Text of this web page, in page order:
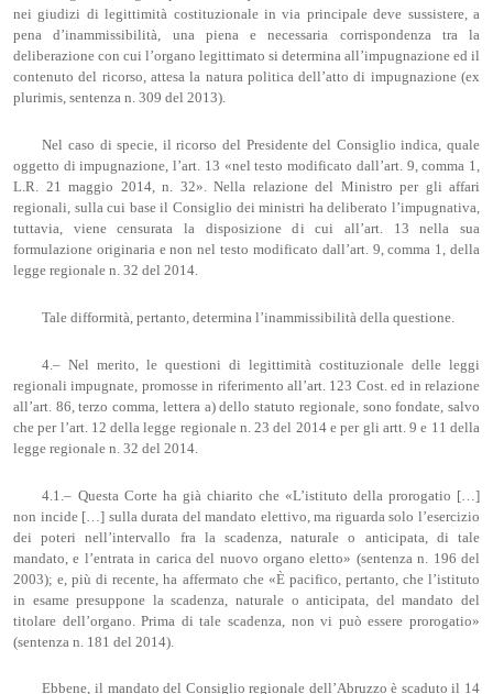
nei giudizi di legittimità costituzionale in via principale deve sussistere, a
pena d’inammissibilità, una piena e necessaria corrispondenza tra la
deliberazione con cui l’organo legittimato si determina all’impugnazione ed il
contenuto del ricorso, attesa la natura politica dell’atto di impugnazione (ex
plurimis, sentenza n. 309 del 2013).
Nel caso di specie, il ricorso del Presidente del Consiglio indica, quale
oggetto di impugnazione, l’art. 13 «nel testo modificato dall’art. 9, comma 1,
L.R. 21 maggio 2014, n. 32». Nella relazione del Ministro per gli affari
regionali, sulla cui base il Consiglio dei ministri ha deliberato l’impugnativa,
tuttavia, viene censurata la disposizione di cui all’art. 13 nella sua
formulazione originaria e non nel testo modificato dall’art. 9, comma 1, della
legge regionale n. 32 del 2014.
Tale difformità, pertanto, determina l’inammissibilità della questione.
4.– Nel merito, le questioni di legittimità costituzionale delle leggi
regionali impugnate, promosse in riferimento all’art. 123 Cost. ed in relazione
all’art. 86, terzo comma, lettera a) dello statuto regionale, sono fondate, salvo
che per l’art. 12 della legge regionale n. 23 del 2014 e per gli artt. 9 e 11 della
legge regionale n. 32 del 2014.
4.1.– Questa Corte ha già chiarito che «L’istituto della prorogatio […]
non incide […] sulla durata del mandato elettivo, ma riguarda solo l’esercizio
dei poteri nell’intervallo fra la scadenza, naturale o anticipata, di tale
mandato, e l’entrata in carica del nuovo organo eletto» (sentenza n. 196 del
2003); e, più di recente, ha affermato che «È pacifico, pertanto, che l’istituto
in esame presuppone la scadenza, naturale o anticipata, del mandato del
titolare dell’organo. Prima di tale scadenza, non vi può essere prorogatio»
(sentenza n. 181 del 2014).
Ebbene, il mandato del Consiglio regionale dell’Abruzzo è scaduto il 14